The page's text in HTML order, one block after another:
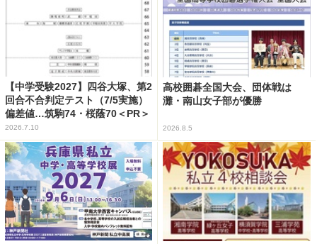
【中学受験2027】四谷大塚、第2
回合不合判定テスト（7/5実施）
偏差値…筑駒74・桜蔭70＜PR＞
2026.7.10
高校囲碁全国大会、団体戦は
灘・南山女子部が優勝
2026.8.5